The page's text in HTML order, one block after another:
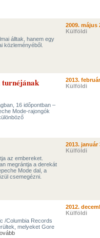
álltak, hanem egy
közleményéből.
2009. május
Külföldi
turnéjának
16 időpontban –
Mode-rajongók
2013.
Külföldi
az embereket.
megrántja a derekát
Mode dal, a
csemegézni.
2013. január
Külföldi
/Columbia Records
melyeket Gore
2012.
Külföldi